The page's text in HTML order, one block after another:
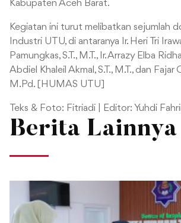
Kabupaten Aceh Barat.
Kegiatan ini turut melibatkan sejumlah
Industri UTU, di antaranya Ir. Heri Tri
Pamungkas, S.T., M.T., Ir. Arrazy Elba
Abdiel Khaleil Akmal, S.T., M.T., dan
M.Pd. [HUMAS UTU]
Teks & Foto: Fitriadi | Editor: Yuhdi
Berita Lainnya